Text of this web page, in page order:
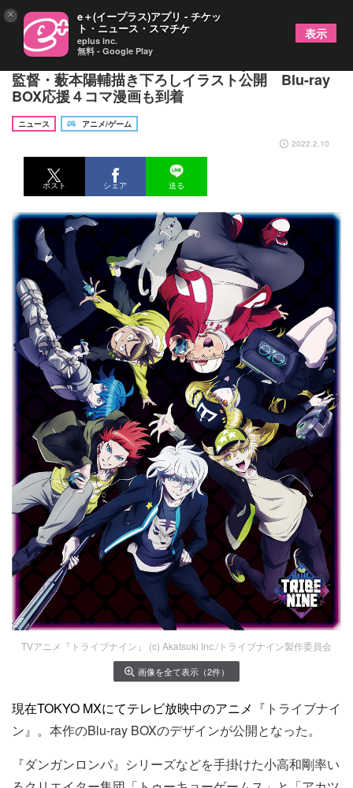
TVアニメ『トライブナイン』Blu-ray BOX 総作画
監督・薮本陽輔描き下ろしイラスト公開 Blu-ray
BOX応援４コマ漫画も到着
ニュース
アニメ/ゲーム
2022.2.10
ポスト シェア 送る
TVアニメ『トライブナイン』 (c) Akatsuki Inc./トライブナイン製作委員会
画像を全て表示（2件）
現在TOKYO MXにてテレビ放映中のアニメ 『トライブナイ
ン』。本作のBlu-ray BOXのデザインが公開となった。
『ダンガンロンパ』シリーズなどを手掛けた小高和剛率い
× e＋(イープラス)アプリ - チケッ
ト・ニュース・スマチケ
eplus inc.
無料 - Google Play
表示